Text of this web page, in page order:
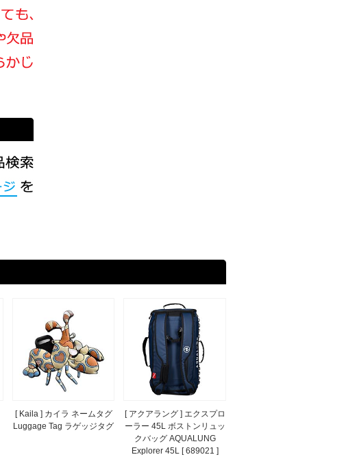
[ Kaila ] カイラ ネームタグ
Luggage Tag ラゲッジタグ
[ アクアラング ] エクスプロ
ーラー 45L ボストンリュッ
クバッグ AQUALUNG
Explorer 45L [ 689021 ]